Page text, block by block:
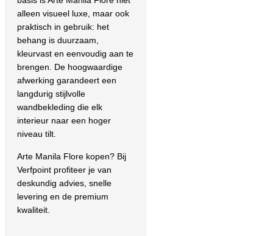
alleen visueel luxe, maar ook
praktisch in gebruik: het
behang is duurzaam,
kleurvast en eenvoudig aan te
brengen. De hoogwaardige
afwerking garandeert een
langdurig stijlvolle
wandbekleding die elk
interieur naar een hoger
niveau tilt.
Arte Manila Flore kopen? Bij
Verfpoint profiteer je van
deskundig advies, snelle
levering en de premium
kwaliteit.